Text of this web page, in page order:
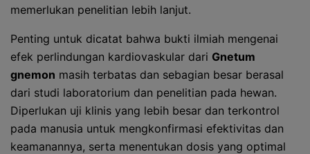
memerlukan penelitian lebih lanjut.
Penting untuk dicatat bahwa bukti ilmiah mengenai
efek perlindungan kardiovaskular dari Gnetum
gnemon masih terbatas dan sebagian besar berasal
dari studi laboratorium dan penelitian pada hewan.
Diperlukan uji klinis yang lebih besar dan terkontrol
pada manusia untuk mengkonfirmasi efektivitas dan
keamanannya, serta menentukan dosis yang optimal